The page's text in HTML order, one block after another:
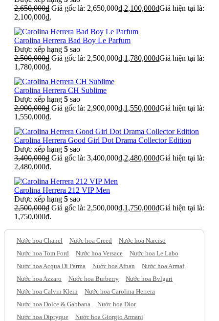
2,650,000₫ Giá gốc là: 2,650,000₫.2,100,000₫Giá hiện tại là:
2,100,000₫.
Carolina Herrera Bad Boy Le Parfum
Được xếp hạng 5 sao
2,500,000₫ Giá gốc là: 2,500,000₫.1,780,000₫Giá hiện tại là:
1,780,000₫.
Carolina Herrera CH Sublime
Được xếp hạng 5 sao
2,900,000₫ Giá gốc là: 2,900,000₫.1,550,000₫Giá hiện tại là:
1,550,000₫.
Carolina Herrera Good Girl Dot Drama Collector Edition
Được xếp hạng 5 sao
3,400,000₫ Giá gốc là: 3,400,000₫.2,480,000₫Giá hiện tại là:
2,480,000₫.
Carolina Herrera 212 VIP Men
Được xếp hạng 5 sao
2,500,000₫ Giá gốc là: 2,500,000₫.1,750,000₫Giá hiện tại là:
1,750,000₫.
Nước hoa Chanel Nước hoa Creed
Nước hoa Narciso
Nước hoa Tom Ford
Nước hoa Versace
Nước hoa Le Labo
Nước hoa Acqua Di Parma
Nước hoa Afnan
Nước hoa Armaf
Nước hoa Azzaro
Nước hoa Burberry
Nước hoa Bvlgari
Nước hoa Calvin Klein
Nước hoa Carolina Herrera
Nước hoa Dolce & Gabbana
Nước hoa Dior
Nước hoa Diptyque
Nước hoa Giorgio Armani